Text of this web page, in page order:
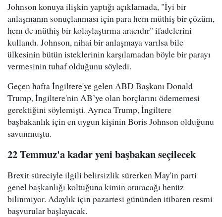
Johnson konuya ilişkin yaptığı açıklamada, "İyi bir
anlaşmanın sonuçlanması için para hem müthiş bir çözüm,
hem de müthiş bir kolaylaştırma aracıdır" ifadelerini
kullandı. Johnson, nihai bir anlaşmaya varılsa bile
ülkesinin bütün isteklerinin karşılamadan böyle bir parayı
vermesinin tuhaf olduğunu söyledi.
Geçen hafta İngiltere'ye gelen ABD Başkanı Donald
Trump, İngiltere'nin AB’ye olan borçlarını ödememesi
gerektiğini söylemişti. Ayrıca Trump, İngiltere
başbakanlık için en uygun kişinin Boris Johnson olduğunu
savunmuştu.
22 Temmuz'a kadar yeni başbakan seçilecek
Brexit süreciyle ilgili belirsizlik sürerken May'in parti
genel başkanlığı koltuğuna kimin oturacağı henüz
bilinmiyor. Adaylık için pazartesi gününden itibaren resmi
başvurular başlayacak.